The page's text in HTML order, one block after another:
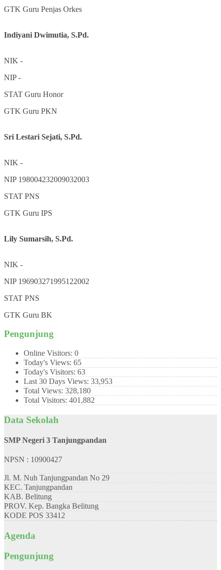
GTK Guru Penjas Orkes
Indiyani Dwimutia, S.Pd.
NIK -
NIP-
STAT Guru Honor
GTK Guru PKN
Sri Lestari Sejati, S.Pd.
NIK -
NIP 198004232009032003
STAT PNS
GTK Guru IPS
Lily Sumarsih, S.Pd.
NIK -
NIP 196903271995122002
STAT PNS
GTK Guru BK
Pengunjung
Online Visitors: 0
Today's Views: 65
Today's Visitors: 63
Last 30 Days Views: 33,953
Total Views: 328,180
Total Visitors: 401,882
Data Sekolah
SMP Negeri 3 Tanjungpandan
NPSN : 10900427
Jl. M. Nuh Tanjungpandan No 29
KEC. Tanjungpandan
KAB. Belitung
PROV. Kep. Bangka Belitung
KODE POS 33412
Agenda
Pengunjung